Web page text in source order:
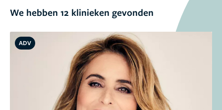
We hebben 12 klinieken gevonden
ADV